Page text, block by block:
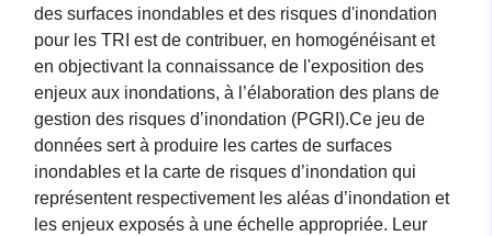
des surfaces inondables et des risques d'inondation
pour les TRI est de contribuer, en homogénéisant et
en objectivant la connaissance de l'exposition des
enjeux aux inondations, à l’élaboration des plans de
gestion des risques d’inondation (PGRI).Ce jeu de
données sert à produire les cartes de surfaces
inondables et la carte de risques d’inondation qui
représentent respectivement les aléas d’inondation et
les enjeux exposés à une échelle appropriée. Leur